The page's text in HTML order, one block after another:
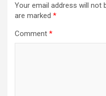
Your email address will not
are marked *
Comment *